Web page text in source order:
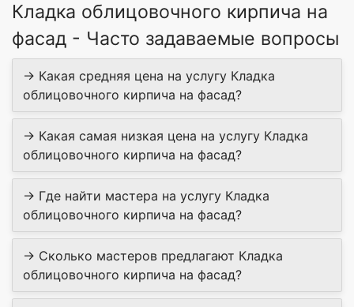
Кладка облицовочного кирпича на
фасад - Часто задаваемые вопросы
→ Какая средняя цена на услугу Кладка
облицовочного кирпича на фасад?
→ Какая самая низкая цена на услугу Кладка
облицовочного кирпича на фасад?
→ Где найти мастера на услугу Кладка
облицовочного кирпича на фасад?
→ Сколько мастеров предлагают Кладка
облицовочного кирпича на фасад?